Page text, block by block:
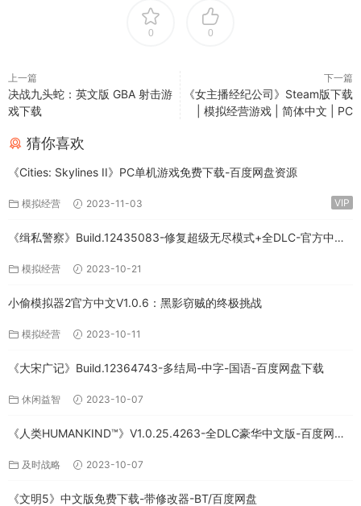
0 0
上一篇
决战九头蛇：英文版 GBA 射击游
戏下载
下一篇
《女主播经纪公司》Steam版下载
| 模拟经营游戏 | 简体中文 | PC
猜你喜欢
《Cities: Skylines II》PC单机游戏免费下载-百度网盘资源
模拟经营 2023-11-03 VIP
《缉私警察》Build.12435083-修复超级无尽模式+全DLC-官方中文-
模拟经营 2023-10-21
小偷模拟器2官方中文V1.0.6：黑影窃贼的终极挑战
模拟经营 2023-10-11
《大宋广记》Build.12364743-多结局-中字-国语-百度网盘下载
休闲益智 2023-10-07
《人类HUMANKIND™》V1.0.25.4263-全DLC豪华中文版-百度网盘
及时战略 2023-10-07
《文明5》中文版免费下载-带修改器-BT/百度网盘